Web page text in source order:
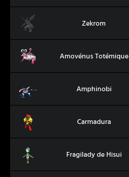
Zekrom
Amovénus Totémique
Amphinobi
Carmadura
Fragilady de Hisui